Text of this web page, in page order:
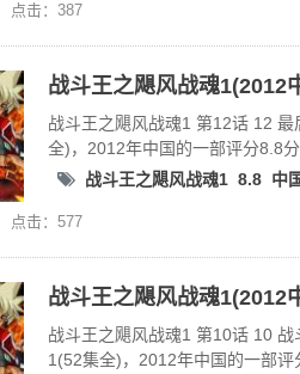
点击：387
战斗王之飓风战魂1 第12话 12
全)，2012年中国的一部评分8.8
战斗王之飓风战魂1 8.8 中
点击：577
战斗王之飓风战魂1 第10话 10
1(52集全)，2012年中国的一部